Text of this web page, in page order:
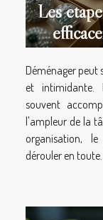
Les
Déménager peut
et intimidante.
souvent
l'ampleur de la
organisation,
dérouler en